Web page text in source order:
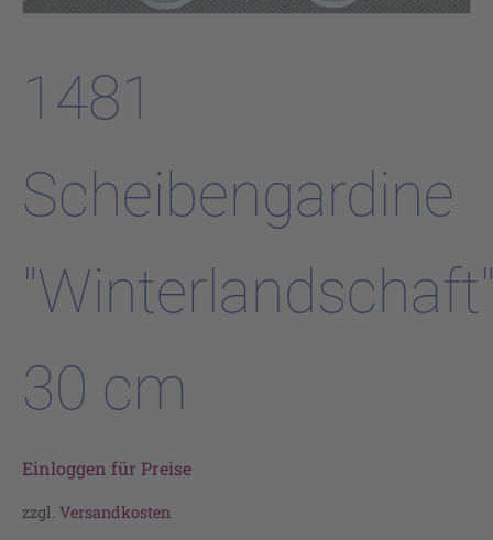
1481
Scheibengardine
30 cm
Einloggen für Preise
zzgl. Versandkosten